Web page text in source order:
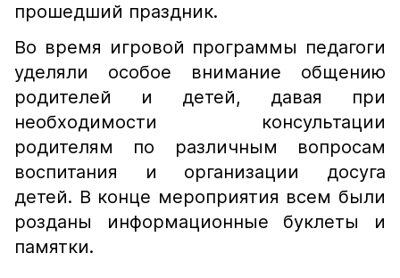
прошедший праздник.
Во время игровой программы педагоги
уделяли особое внимание общению
родителей и детей, давая при
необходимости консультации
родителям по различным вопросам
воспитания и организации досуга
детей. В конце мероприятия всем были
розданы информационные буклеты и
памятки.